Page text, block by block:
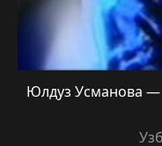
Юлдуз Усманова —